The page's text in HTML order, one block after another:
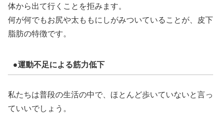
体から出て行くことを拒みます。
何が何でもお尻や太ももにしがみついていることが、皮下
脂肪の特徴です。
●運動不足による筋力低下
私たちは普段の生活の中で、ほとんど歩いていないと言っ
ていいでしょう。